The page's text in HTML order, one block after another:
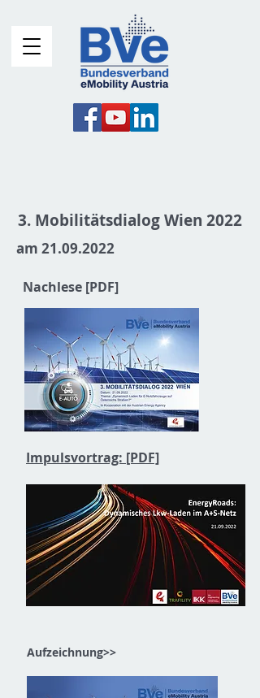
3. Mobilitätsdialog Wien 2022
am 21.09.2022
Nachlese [PDF]
Impulsvortrag: [PDF]
Aufzeichnung>>